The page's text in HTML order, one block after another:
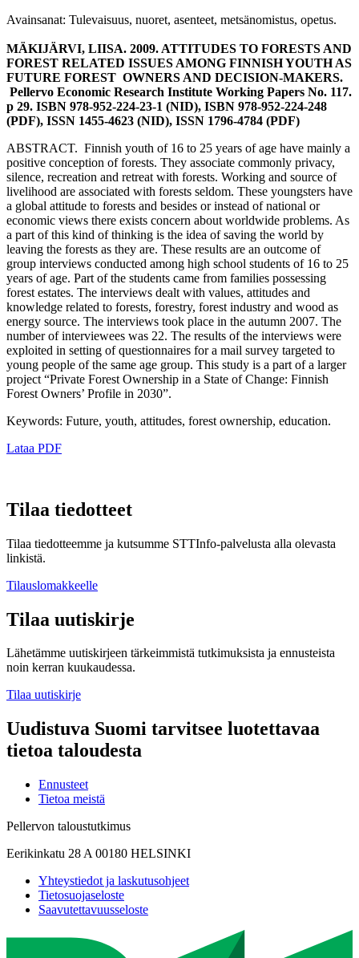
Avainsanat: Tulevaisuus, nuoret, asenteet, metsänomistus, opetus.
MÄKIJÄRVI, LIISA. 2009. ATTITUDES TO FORESTS AND
FOREST RELATED ISSUES AMONG FINNISH YOUTH AS
FUTURE FOREST OWNERS AND DECISION-MAKERS.
Pellervo Economic Research Institute Working Papers No. 117.
p 29. ISBN 978-952-224-23-1 (NID), ISBN 978-952-224-248
(PDF), ISSN 1455-4623 (NID), ISSN 1796-4784 (PDF)
ABSTRACT. Finnish youth of 16 to 25 years of age have mainly a
positive conception of forests. They associate commonly privacy,
silence, recreation and retreat with forests. Working and source of
livelihood are associated with forests seldom. These youngsters have
a global attitude to forests and besides or instead of national or
economic views there exists concern about worldwide problems. As
a part of this kind of thinking is the idea of saving the world by
leaving the forests as they are. These results are an outcome of
group interviews conducted among high school students of 16 to 25
years of age. Part of the students came from families possessing
forest estates. The interviews dealt with values, attitudes and
knowledge related to forests, forestry, forest industry and wood as
energy source. The interviews took place in the autumn 2007. The
number of interviewees was 22. The results of the interviews were
exploited in setting of questionnaires for a mail survey targeted to
young people of the same age group. This study is a part of a larger
project “Private Forest Ownership in a State of Change: Finnish
Forest Owners’ Profile in 2030”.
Keywords: Future, youth, attitudes, forest ownership, education.
Lataa PDF
Tilaa tiedotteet
Tilaa tiedotteemme ja kutsumme STTInfo-palvelusta alla olevasta
linkistä.
Tilauslomakkeelle
Tilaa uutiskirje
Lähetämme uutiskirjeen tärkeimmistä tutkimuksista ja ennusteista
noin kerran kuukaudessa.
Tilaa uutiskirje
Uudistuva Suomi tarvitsee luotettavaa
tietoa taloudesta
Ennusteet
Tietoa meistä
Pellervon taloustutkimus
Eerikinkatu 28 A 00180 HELSINKI
Yhteystiedot ja laskutusohjeet
Tietosuojaseloste
Saavutettavuusseloste